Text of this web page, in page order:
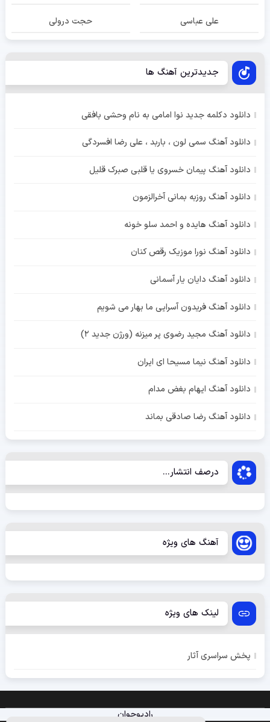
علی عباسی حجت درولی
جدیدترین آهنگ ها
دانلود دکلمه جدید نوا امامی به نام وحشی بافقی
دانلود آهنگ سمی لون ، باربد ، علی رضا افسردگی
دانلود آهنگ پیمان خسروی یا قلبی صبرک قلیل
دانلود آهنگ روزبه بمانی آخرالزمون
دانلود آهنگ هایده و احمد سلو خونه
دانلود آهنگ نورا موزیک رقص کنان
دانلود آهنگ دایان یار آسمانی
دانلود آهنگ فریدون آسرایی ما بهار می شویم
دانلود آهنگ مجید رضوی پر میزنه (ورژن جدید 2)
دانلود آهنگ نیما مسیحا ای ایران
دانلود آهنگ ایهام بغض مدام
دانلود آهنگ رضا صادقی بماند
درصف انتشار...
آهنگ های ویژه
لینک های ویژه
پخش سراسری آثار
رادیوجوان